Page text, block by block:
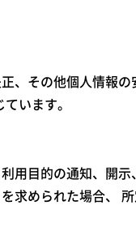
その他個人情報
います。
用目的の通知、開
められた場合、